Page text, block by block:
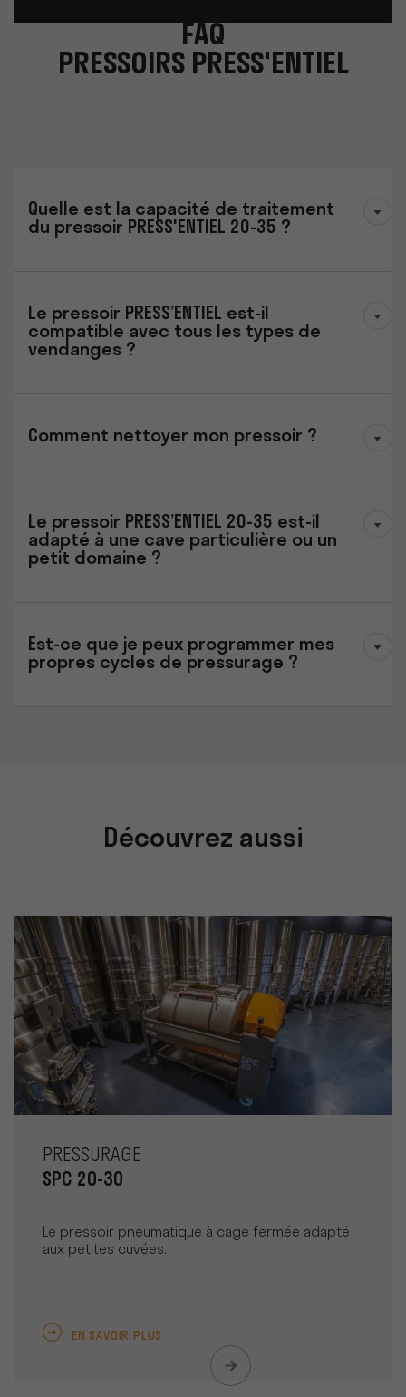
FAQ
PRESSOIRS PRESS'ENTIEL
Quelle est la capacité de traitement
du pressoir PRESS'ENTIEL 20-35 ?
Le pressoir PRESS’ENTIEL est-il
compatible avec tous les types de
vendanges ?
Comment nettoyer mon pressoir ?
Le pressoir PRESS’ENTIEL 20-35 est-il
adapté à une cave particulière ou un
petit domaine ?
Est-ce que je peux programmer mes
propres cycles de pressurage ?
Découvrez aussi
PRESSURAGE
SPC 20-30
Le pressoir pneumatique à cage fermée adapté
aux petites cuvées.
EN SAVOIR PLUS